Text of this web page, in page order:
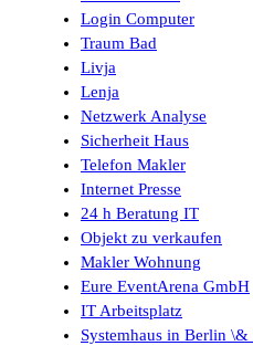
Login Computer
Traum Bad
Livja
Lenja
Netzwerk Analyse
Sicherheit Haus
Telefon Makler
Internet Presse
24 h Beratung IT
Objekt zu verkaufen
Makler Wohnung
Eure EventArena GmbH
IT Arbeitsplatz
Systemhaus in Berlin \&